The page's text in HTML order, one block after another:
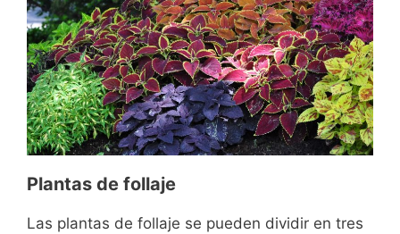
Plantas de follaje
Las plantas de follaje se pueden dividir en tres